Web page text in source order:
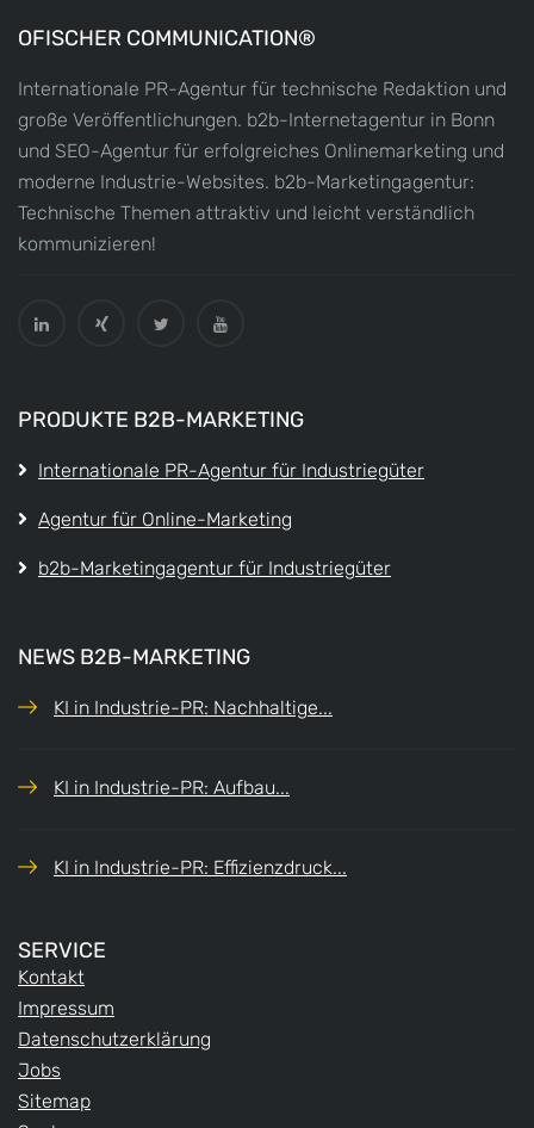
OFISCHER COMMUNICATION®
Internationale PR-Agentur für technische Redaktion und
große Veröffentlichungen. b2b-Internetagentur in Bonn
und SEO-Agentur für erfolgreiches Onlinemarketing und
moderne Industrie-Websites. b2b-Marketingagentur:
Technische Themen attraktiv und leicht verständlich
kommunizieren!
PRODUKTE B2B-MARKETING
Internationale PR-Agentur für Industriegüter
Agentur für Online-Marketing
b2b-Marketingagentur für Industriegüter
NEWS B2B-MARKETING
KI in Industrie-PR: Nachhaltige...
KI in Industrie-PR: Aufbau...
KI in Industrie-PR: Effizienzdruck...
SERVICE
Kontakt
Impressum
Datenschutzerklärung
Jobs
Sitemap